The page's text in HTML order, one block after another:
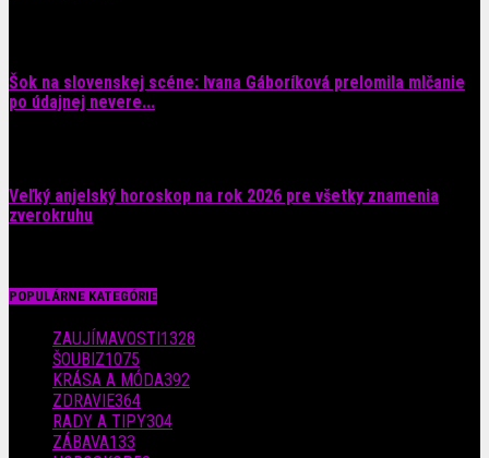
Šok na slovenskej scéne: Ivana Gáboríková prelomila mlčanie
po údajnej nevere...
Veľký anjelský horoskop na rok 2026 pre všetky znamenia
zverokruhu
POPULÁRNE KATEGÓRIE
ZAUJÍMAVOSTI 1328
ŠOUBIZ1075
KRÁSA A MÓDA392
ZDRAVIE364
RADY A TIPY304
ZÁBAVA133